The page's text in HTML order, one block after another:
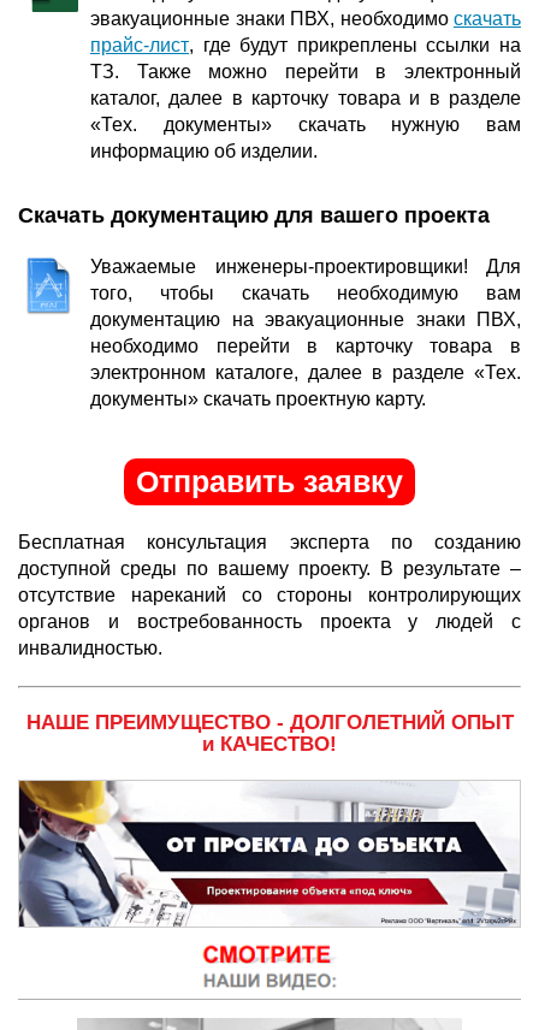
эвакуационные знаки ПВХ, необходимо скачать
прайс-лист, где будут прикреплены ссылки на
ТЗ. Также можно перейти в электронный
каталог, далее в карточку товара и в разделе
«Тех. документы» скачать нужную вам
информацию об изделии.
Скачать документацию для вашего проекта
Уважаемые инженеры-проектировщики! Для
того, чтобы скачать необходимую вам
документацию на эвакуационные знаки ПВХ,
необходимо перейти в карточку товара в
электронном каталоге, далее в разделе «Тех.
документы» скачать проектную карту.
Отправить заявку
Бесплатная консультация эксперта по созданию
доступной среды по вашему проекту. В результате –
отсутствие нареканий со стороны контролирующих
органов и востребованность проекта у людей с
инвалидностью.
НАШЕ ПРЕИМУЩЕСТВО - ДОЛГОЛЕТНИЙ ОПЫТ
и КАЧЕСТВО!